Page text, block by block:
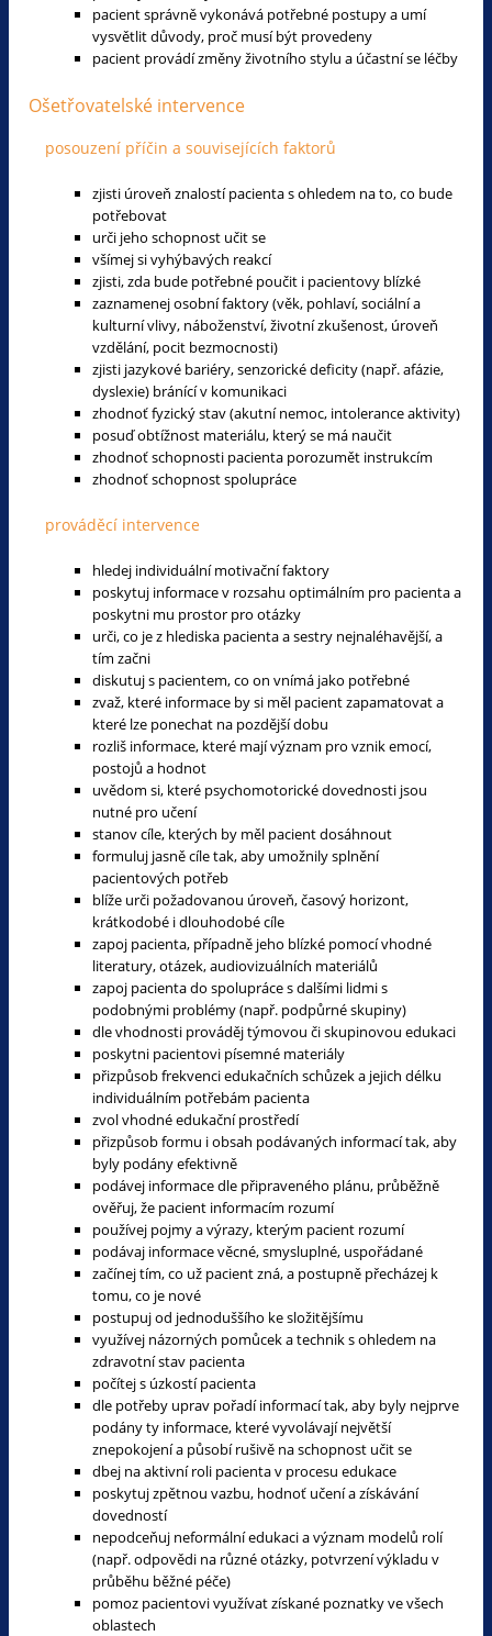
pacient správně vykonává potřebné postupy a umí
vysvětlit důvody, proč musí být provedeny
pacient provádí změny životního stylu a účastní se léčby
Ošetřovatelské intervence
posouzení příčin a souvisejících faktorů
zjisti úroveň znalostí pacienta s ohledem na to, co bude
potřebovat
urči jeho schopnost učit se
všímej si vyhýbavých reakcí
zjisti, zda bude potřebné poučit i pacientovy blízké
zaznamenej osobní faktory (věk, pohlaví, sociální a
kulturní vlivy, náboženství, životní zkušenost, úroveň
vzdělání, pocit bezmocnosti)
zjisti jazykové bariéry, senzorické deficity (např. afázie,
dyslexie) bránící v komunikaci
zhodnoť fyzický stav (akutní nemoc, intolerance aktivity)
posuď obtížnost materiálu, který se má naučit
zhodnoť schopnosti pacienta porozumět instrukcím
zhodnoť schopnost spolupráce
prováděcí intervence
hledej individuální motivační faktory
poskytuj informace v rozsahu optimálním pro pacienta a
poskytni mu prostor pro otázky
urči, co je z hlediska pacienta a sestry nejnaléhavější, a
tím začni
diskutuj s pacientem, co on vnímá jako potřebné
zvaž, které informace by si měl pacient zapamatovat a
které lze ponechat na pozdější dobu
rozliš informace, které mají význam pro vznik emocí,
postojů a hodnot
uvědom si, které psychomotorické dovednosti jsou
nutné pro učení
stanov cíle, kterých by měl pacient dosáhnout
formuluj jasně cíle tak, aby umožnily splnění
pacientových potřeb
blíže urči požadovanou úroveň, časový horizont,
krátkodobé i dlouhodobé cíle
zapoj pacienta, případně jeho blízké pomocí vhodné
literatury, otázek, audiovizuálních materiálů
zapoj pacienta do spolupráce s dalšími lidmi s
podobnými problémy (např. podpůrné skupiny)
dle vhodnosti prováděj týmovou či skupinovou edukaci
poskytni pacientovi písemné materiály
přizpůsob frekvenci edukačních schůzek a jejich délku
individuálním potřebám pacienta
zvol vhodné edukační prostředí
přizpůsob formu i obsah podávaných informací tak, aby
byly podány efektivně
podávej informace dle připraveného plánu, průběžně
ověřuj, že pacient informacím rozumí
používej pojmy a výrazy, kterým pacient rozumí
podávaj informace věcné, smysluplné, uspořádané
začínej tím, co už pacient zná, a postupně přecházej k
tomu, co je nové
postupuj od jednoduššího ke složitějšímu
využívej názorných pomůcek a technik s ohledem na
zdravotní stav pacienta
počítej s úzkostí pacienta
dle potřeby uprav pořadí informací tak, aby byly nejprve
podány ty informace, které vyvolávají největší
znepokojení a působí rušivě na schopnost učit se
dbej na aktivní roli pacienta v procesu edukace
poskytuj zpětnou vazbu, hodnoť učení a získávání
dovedností
nepodceňuj neformální edukaci a význam modelů rolí
(např. odpovědi na různé otázky, potvrzení výkladu v
průběhu běžné péče)
pomoz pacientovi využívat získané poznatky ve všech
oblastech